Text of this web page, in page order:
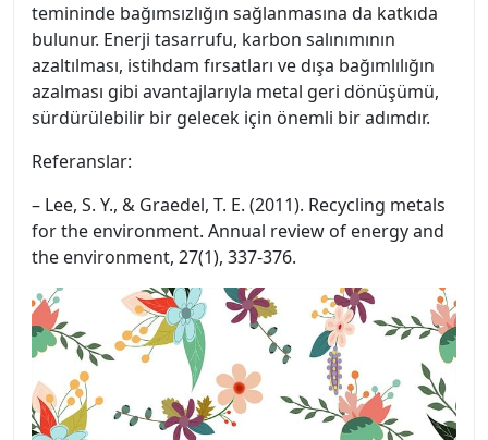
temininde bağımsızlığın sağlanmasına da katkıda
bulunur. Enerji tasarrufu, karbon salınımının
azaltılması, istihdam fırsatları ve dışa bağımlılığın
azalması gibi avantajlarıyla metal geri dönüşümü,
sürdürülebilir bir gelecek için önemli bir adımdır.
Referanslar:
– Lee, S. Y., & Graedel, T. E. (2011). Recycling metals
for the environment. Annual review of energy and
the environment, 27(1), 337-376.